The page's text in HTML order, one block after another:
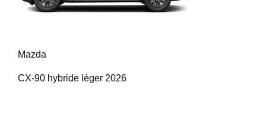
Mazda
CX-90 hybride léger 2026